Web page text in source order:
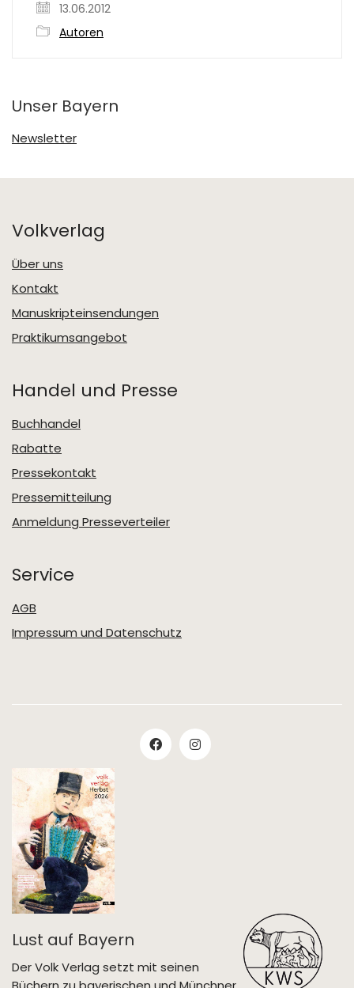
13.06.2012
Autoren
Unser Bayern
Newsletter
Volkverlag
Über uns
Kontakt
Manuskripteinsendungen
Praktikumsangebot
Handel und Presse
Buchhandel
Rabatte
Pressekontakt
Pressemitteilung
Anmeldung Presseverteiler
Service
AGB
Impressum und Datenschutz
Lust auf Bayern
Der Volk Verlag setzt mit seinen